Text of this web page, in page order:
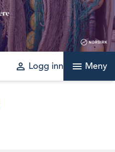
perm_identity Logg inn menu Meny